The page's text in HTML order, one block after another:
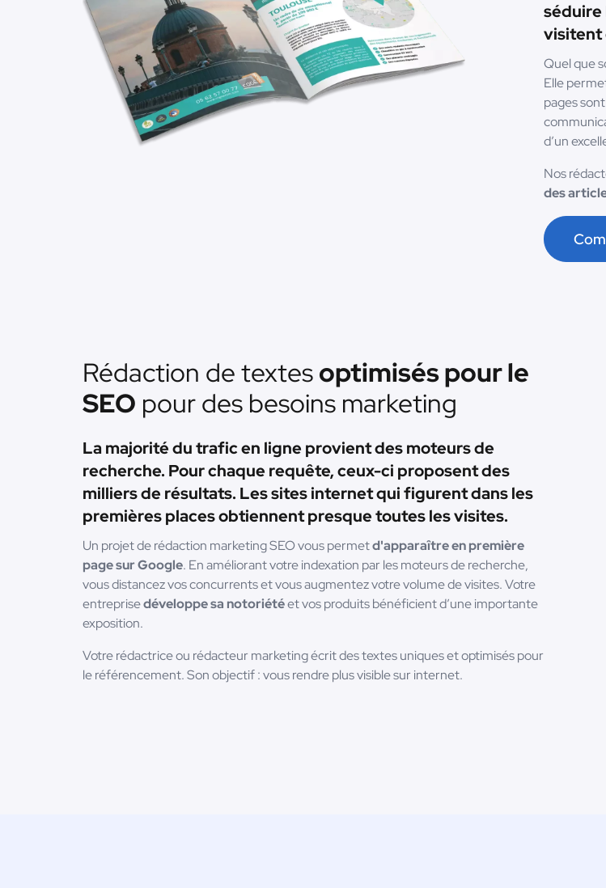
séduire
visitent
Quel que
Elle
pages
d’un
Nos
des
Rédaction de textesoptimisés pour le
SEO pour des besoins marketing
La majorité du trafic en ligne provient des moteurs de
recherche. Pour chaque requête, ceux-ci proposent des
milliers de résultats. Les sites internet qui figurent dans les
premières places obtiennent presque toutes les visites.
Un projet de rédaction marketing SEO vous permetd'apparaître en première
page sur Google. En améliorant votre indexation par les moteurs de recherche,
vous distancez vos concurrents et vous augmentez votre volume de visites. Votre
entreprisedéveloppe sa notoriétéet vos produits bénéficient d’une importante
exposition.
Votre rédactrice ou rédacteur marketing écrit des textes uniques et optimisés pour
le référencement. Son objectif : vous rendre plus visible sur internet.